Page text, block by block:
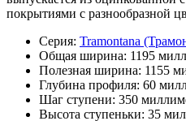
покрытиями с разнообразной
Серия: Tramontana
Общая ширина: 1195
Полезная ширина: 1155
Глубина профиля: 60
Шаг ступени: 350
Высота ступеньки: 35